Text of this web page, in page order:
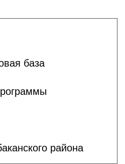
база
района